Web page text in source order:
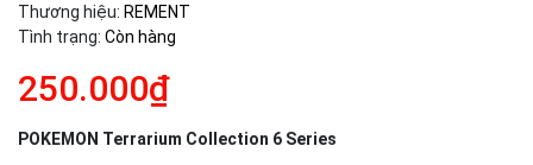
Thương hiệu: REMENT
Tình trạng: Còn hàng
250.000₫
POKEMON Terrarium Collection 6 Series